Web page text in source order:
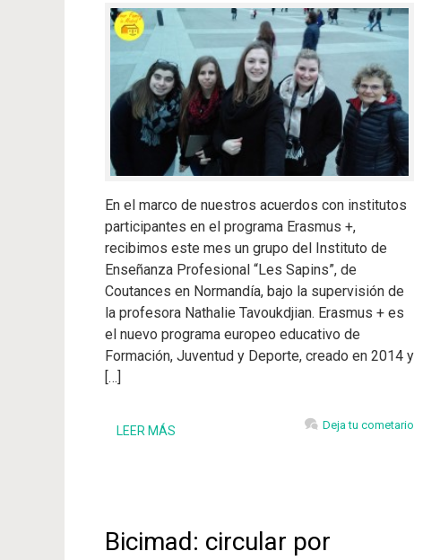
En el marco de nuestros acuerdos con institutos
participantes en el programa Erasmus +,
recibimos este mes un grupo del Instituto de
Enseñanza Profesional “Les Sapins”, de
Coutances en Normandía, bajo la supervisión de
la profesora Nathalie Tavoukdjian. Erasmus + es
el nuevo programa europeo educativo de
Formación, Juventud y Deporte, creado en 2014 y
[…]
LEER MÁS Deja tu cometario
Bicimad: circular por